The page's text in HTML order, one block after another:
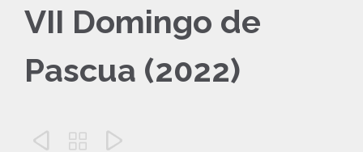
VII Domingo de
Pascua (2022)
  